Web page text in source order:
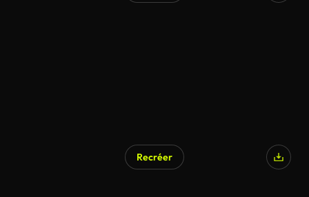
Recréer